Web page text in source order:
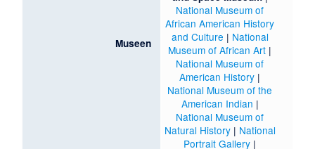
Museen
National Museum of
African American History
and Culture | National
Museum of African Art |
National Museum of
American History |
National Museum of the
American Indian |
National Museum of
Natural History| National
Portrait Gallery |